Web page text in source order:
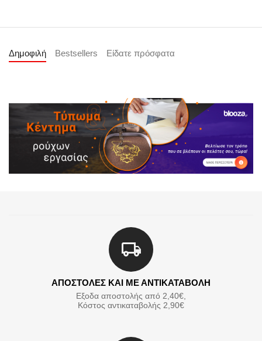
Δημοφιλή Bestsellers Είδατε πρόσφατα
ΑΠΟΣΤΟΛΕΣ ΚΑΙ ΜΕ ΑΝΤΙΚΑΤΑΒΟΛΗ
Εξοδα αποστολής από 2,40€,
Κόστος αντικαταβολής 2,90€